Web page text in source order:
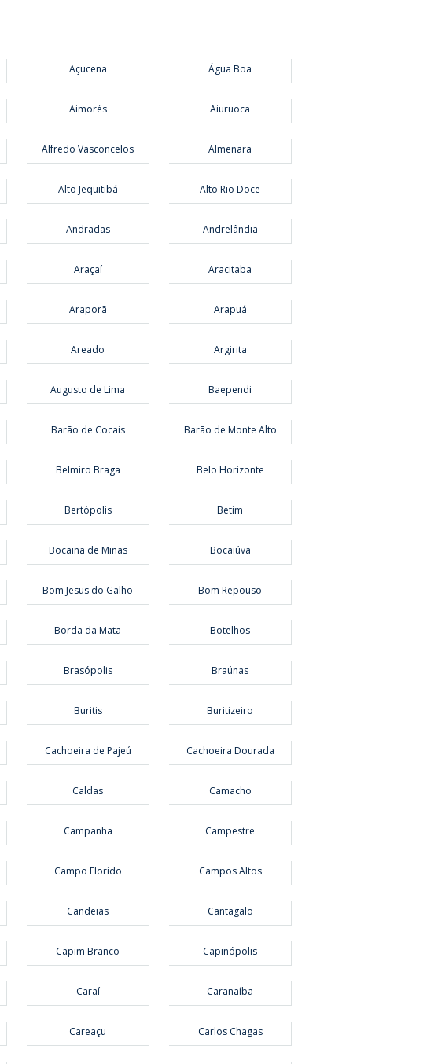
Açucena Água Boa
Aimorés Aiuruoca
Alfredo Vasconcelos Almenara
Alto Jequitibá Alto Rio Doce
Andradas Andrelândia
Araçaí Aracitaba
Araporã Arapuá
Areado Argirita
Augusto de Lima Baependi
Barão de Cocais Barão de Monte Alto
Belmiro Braga Belo Horizonte
Bertópolis Betim
Bocaina de Minas Bocaiúva
Bom Jesus do Galho Bom Repouso
Borda da Mata Botelhos
Brasópolis Braúnas
Buritis Buritizeiro
Cachoeira de Pajeú Cachoeira Dourada
Caldas Camacho
Campanha Campestre
Campo Florido Campos Altos
Candeias Cantagalo
Capim Branco Capinópolis
Caraí Caranaíba
Careaçu Carlos Chagas